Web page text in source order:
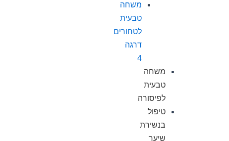
משחה
טבעית
לטחורים
דרגה
4
משחה
טבעית
לפיסורה
טיפול
בנשירת
שיער